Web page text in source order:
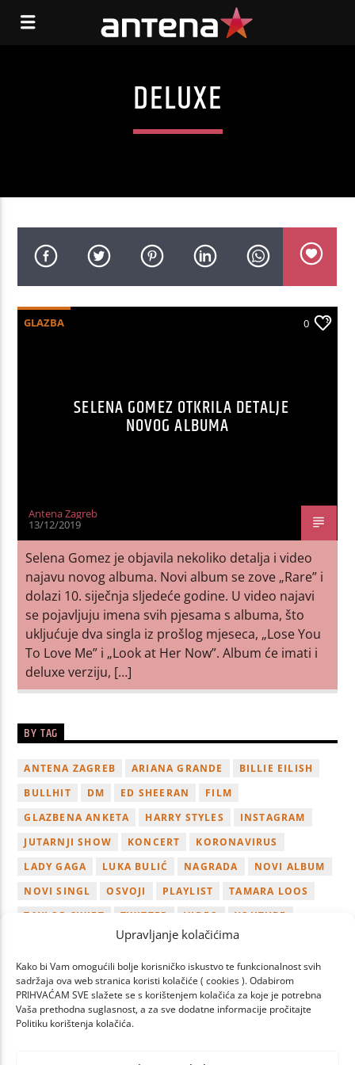
Upravljanje kolačićima
Kako bi Vam omogućili bolje korisničko iskustvo te funkcionalnost svih
sadržaja ova web stranica koristi kolačiće ( cookies ). Odabirom
PRIHVAĆAM SVE slažete se s korištenjem kolačića za koje je potrebna
Vaša prethodna suglasnost, a za sve dodatne informacije pročitajte
Politiku korištenja kolačića.
DELUXE
GLAZBA 0
SELENA GOMEZ OTKRILA DETALJE
NOVOG ALBUMA
Antena Zagreb
13/12/2019
Selena Gomez je objavila nekoliko detalja i video
najavu novog albuma. Novi album se zove „Rare” i
dolazi 10. siječnja sljedeće godine. U video najavi
se pojavljuju imena svih pjesama s albuma, što
ukljućuje dva singla iz prošlog mjeseca, „Lose You
To Love Me” i „Look at Her Now”. Album će imati i
deluxe verziju, […]
BY TAG
ANTENA ZAGREB ARIANA GRANDE
BILLIE EILISH
BULLHIT
DM ED SHEERAN
FILM
GLAZBENA ANKETA
HARRY STYLES
INSTAGRAM
JUTARNJI SHOW
KONCERT
KORONAVIRUS
LADY GAGA
LUKA BULIĆ NAGRADA
NOVI ALBUM
NOVI SINGL
OSVOJI PLAYLIST
TAMARA LOOS
TAYLOR SWIFT
TWITTER VIDEO
YOUTUBE